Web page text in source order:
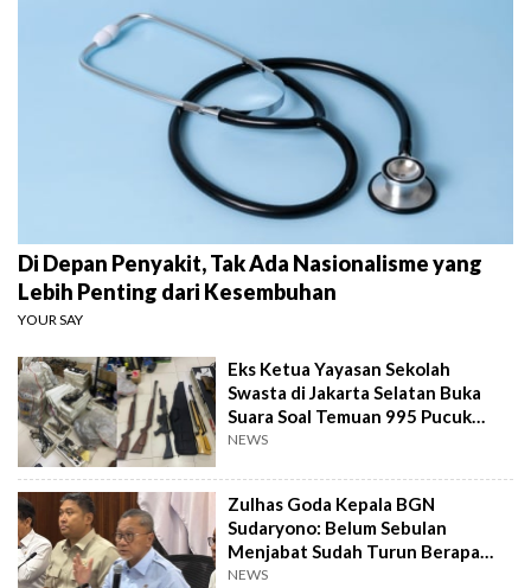
Di Depan Penyakit, Tak Ada Nasionalisme yang
Lebih Penting dari Kesembuhan
YOUR SAY
Eks Ketua Yayasan Sekolah
Swasta di Jakarta Selatan Buka
Suara Soal Temuan 995 Pucuk
Senjata Api
NEWS
Zulhas Goda Kepala BGN
Sudaryono: Belum Sebulan
Menjabat Sudah Turun Berapa
Kilo?
NEWS